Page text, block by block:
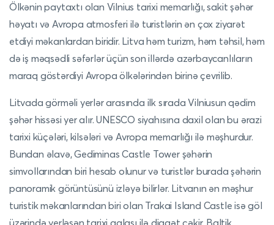
Ölkənin paytaxtı olan Vilnius tarixi memarlığı, sakit şəhər
həyatı və Avropa atmosferi ilə turistlərin ən çox ziyarət
etdiyi məkanlardan biridir. Litva həm turizm, həm təhsil, həm
də iş məqsədli səfərlər üçün son illərdə azərbaycanlıların
maraq göstərdiyi Avropa ölkələrindən birinə çevrilib.
Litvada görməli yerlər arasında ilk sırada Vilniusun qədim
şəhər hissəsi yer alır. UNESCO siyahısına daxil olan bu ərazi
tarixi küçələri, kilsələri və Avropa memarlığı ilə məşhurdur.
Bundan əlavə, Gediminas Castle Tower şəhərin
simvollarından biri hesab olunur və turistlər burada şəhərin
panoramik görüntüsünü izləyə bilirlər. Litvanın ən məşhur
turistik məkanlarından biri olan Trakai Island Castle isə göl